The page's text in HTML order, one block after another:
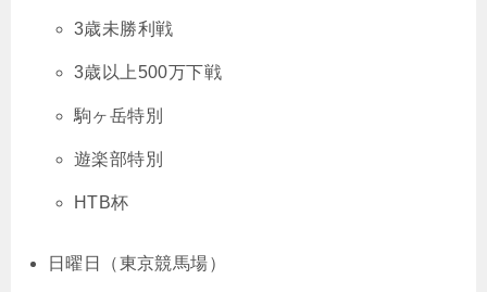
3歳未勝利戦
3歳以上500万下戦
駒ヶ岳特別
遊楽部特別
HTB杯
日曜日（東京競馬場）